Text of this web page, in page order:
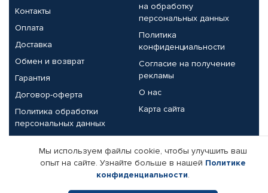
Контакты
Оплата
Доставка
Обмен и возврат
Гарантия
Договор-оферта
Политика обработки
персональных данных
на обработку
персональных данных
Политика
конфиденциальности
Согласие на получение
рекламы
О нас
Карта сайта
Партнерам
Корпоративным клиентам
Поставщикам
Реквизиты компании
Мы используем файлы cookie, чтобы улучшить ваш
опыт на сайте. Узнайте больше в нашей Политике
конфиденциальности.